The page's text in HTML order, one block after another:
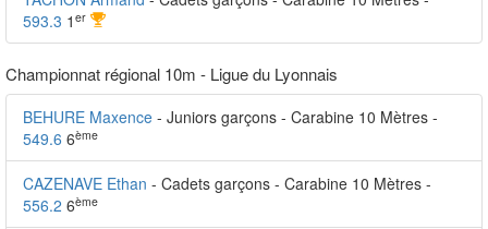
593.3 1 er
Championnat régional 10m - Ligue du Lyonnais
BEHURE Maxence - Juniors garçons - Carabine 10 Mètres -
549.6 6ème
CAZENAVE Ethan - Cadets garçons - Carabine 10 Mètres -
556.2 6ème